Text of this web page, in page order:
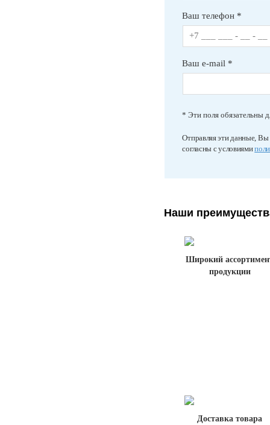
Ваш телефон *
Ваш e-mail *
* Эти поля обязательны
Отправляя эти данные, Вы
согласны с условиями
Наши
Широкий
продукции
Доставка товара